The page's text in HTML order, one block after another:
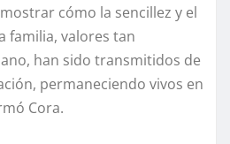
cómo la sencillez y el
familia, valores tan
han sido transmitidos de
permaneciendo vivos en
Cora.